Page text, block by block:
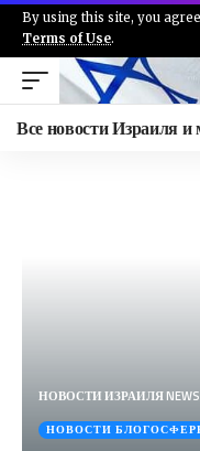
By using this site, you
Terms of Use.
Все новости Израиля и
НОВОСТИ ИЗРАИЛЯ
НОВОСТИ